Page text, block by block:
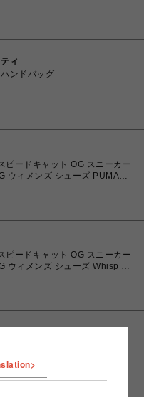
ィ
ハンドバッグ
ピードキャット OG スニーカー
メンズ シューズ PUMA
～25.0cm 398846_01
ピードキャット OG スニーカー
メンズ シューズ Whisp Of
～25.0cm 398846_04
レディース スニーカ